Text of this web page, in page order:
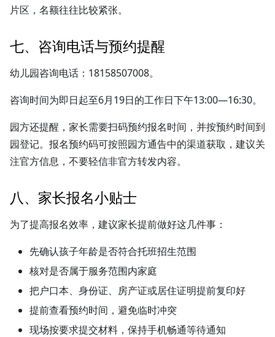
片区，名额往往比较紧张。
七、咨询电话与预约提醒
幼儿园咨询电话：18158507008。
咨询时间为即日起至6月19日的工作日下午13:00—16:30。
园方还提醒，家长需要扫码预约报名时间，并按预约时间到
园登记。报名预约码可按照园方通告中的渠道获取，建议关
注官方信息，不要轻信非官方转发内容。
八、家长报名小贴士
为了提高报名效率，建议家长提前做好这几件事：
先确认孩子年龄是否符合托班招生范围
核对是否属于服务范围内家庭
把户口本、身份证、房产证或居住证明提前复印好
提前查看预约时间，避免临时冲突
现场按要求提交材料，保持手机畅通等待通知